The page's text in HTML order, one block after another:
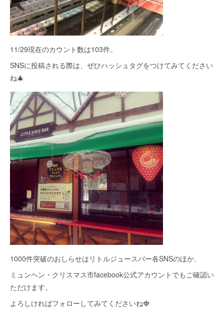
11/29現在のカウント数は103件。
SNSに投稿される際は、ぜひハッシュタグをつけてみてください
ね🎄
1000件突破のおしらせはリトルジュースバー各SNSのほか、
ミュンヘン・クリスマス市facebook公式アカウントでもご確認い
ただけます。
よろしければフォローしてみてくださいね🍓